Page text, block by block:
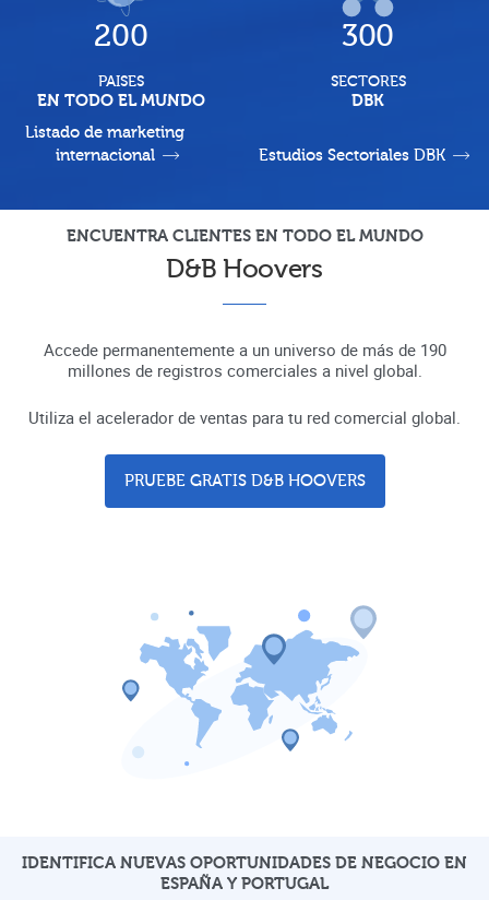
200
PAISES
EN TODO EL MUNDO
Listado de marketing
internacional
300
SECTORES
DBK
Estudios Sectoriales DBK
ENCUENTRA CLIENTES EN TODO EL MUNDO
D&B Hoovers
Accede permanentemente a un universo de más de 190
millones de registros comerciales a nivel global.
Utiliza el acelerador de ventas para tu red comercial global.
PRUEBE GRATIS D&B HOOVERS
IDENTIFICA NUEVAS OPORTUNIDADES DE NEGOCIO EN
ESPAÑA Y PORTUGAL